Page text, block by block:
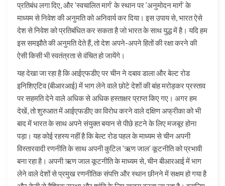
प्रतिबंध लगा दिए, और ’स्वचालित मार्ग’ के स्थान पर ’अनुमोदन मार्ग’ के
माध्यम से निवेश की अनुमति को अनिवार्य कर दिया। इस उपाय से, भारत ऐसे
देश से निवेश को प्रतिबंधित कर सकता है जो भारत के साथ युद्ध में है। यदि हम
इस समझौते की अनुमति देते हैं, तो देश अपने-अपने हितों की रक्षा करने की
ऐसी किसी भी स्वतंत्रता से वंचित हो जायेंगे।
यह देखा जा रहा है कि आईएफडीए पर चीन ने दबाव डाला और बेल्ट रोड
इनिशिएटिव (बीआरआई) में भाग लेने वाले छोटे देशों की बांह मरोड़कर प्रस्ताव
पर सहमति देने वाले अधिक से अधिक हस्ताक्षर प्राप्त किए गए। अगर हम
देखें, तो शुरुआत में आईएफडीए का विरोध करने वाले दक्षिण अफ्रीका को भी
बाद में भारत के साथ अपने संयुक्त बयान से पीछे हटने के लिए मजबूर होना
पड़ा। यह कोई रहस्य नहीं है कि बेल्ट रोड पहल के माध्यम से चीन अपनी
विस्तारवादी रणनीति के साथ अपनी कुटिल ’ऋण जाल’ कूटनीति को प्रभावी
बना रहा है। अपनी ऋण जाल कूटनीति के माध्यम से, चीन बीआरआई में भाग
लेने वाले देशों से प्रमुख रणनीतिक संपत्ति और स्थान छीनने में सक्षम हो गया है